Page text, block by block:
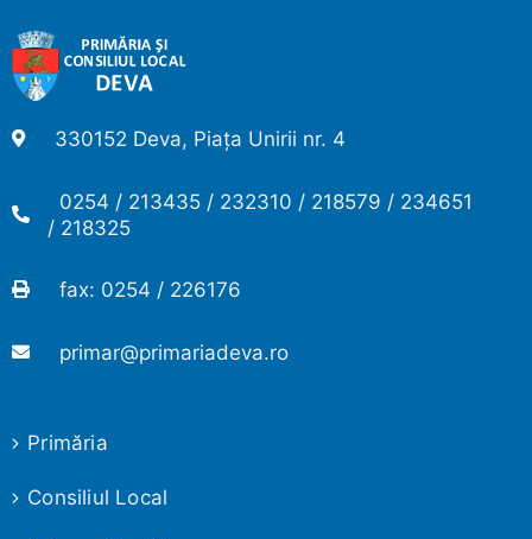
330152 Deva, Piața Unirii nr. 4
0254 / 213435 / 232310 / 218579 / 234651
/ 218325
fax: 0254 / 226176
primar@primariadeva.ro
Primăria
Consiliul Local